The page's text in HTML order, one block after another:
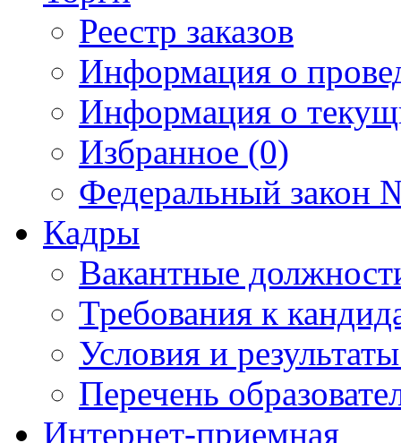
Реестр заказов
Информация о
Информация о
Избранное (0)
Федеральный закон
Кадры
Вакантные
Требования к
Условия и
Перечень
Интернет-приемная